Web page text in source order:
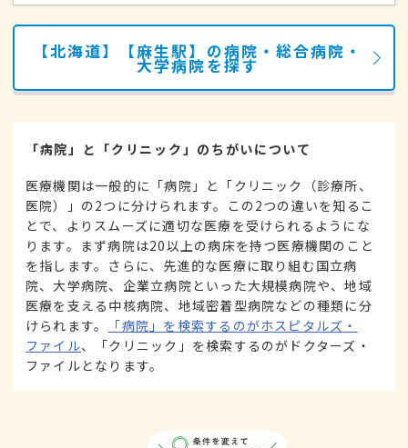
【北海道】【麻生駅】の病院・総合病院・
大学病院を探す
「病院」と「クリニック」のちがいについて
医療機関は一般的に「病院」と「クリニック（診療所、
医院）」の2つに分けられます。この2つの違いを知るこ
とで、よりスムーズに適切な医療を受けられるようにな
ります。まず病院は20以上の病床を持つ医療機関のこと
を指します。さらに、先進的な医療に取り組む国立病
院、大学病院、企業立病院といった大規模病院や、地域
医療を支える中核病院、地域密着型病院などの種類に分
けられます。
「病院」を検索するのがホスピタルズ・
ファイル、「クリニック」を検索するのがドクターズ・
ファイルとなります。